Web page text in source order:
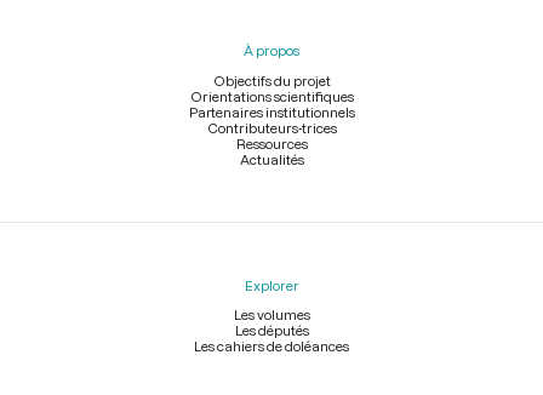
À propos
Objectifs du projet
Orientations scientifiques
Partenaires institutionnels
Contributeurs-trices
Ressources
Actualités
Explorer
Les volumes
Les députés
Les cahiers de doléances